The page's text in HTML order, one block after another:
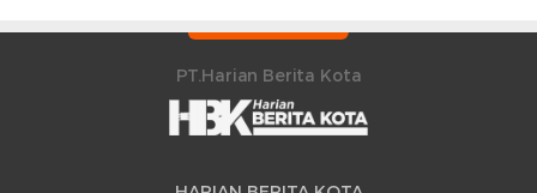
PT.Harian Berita Kota